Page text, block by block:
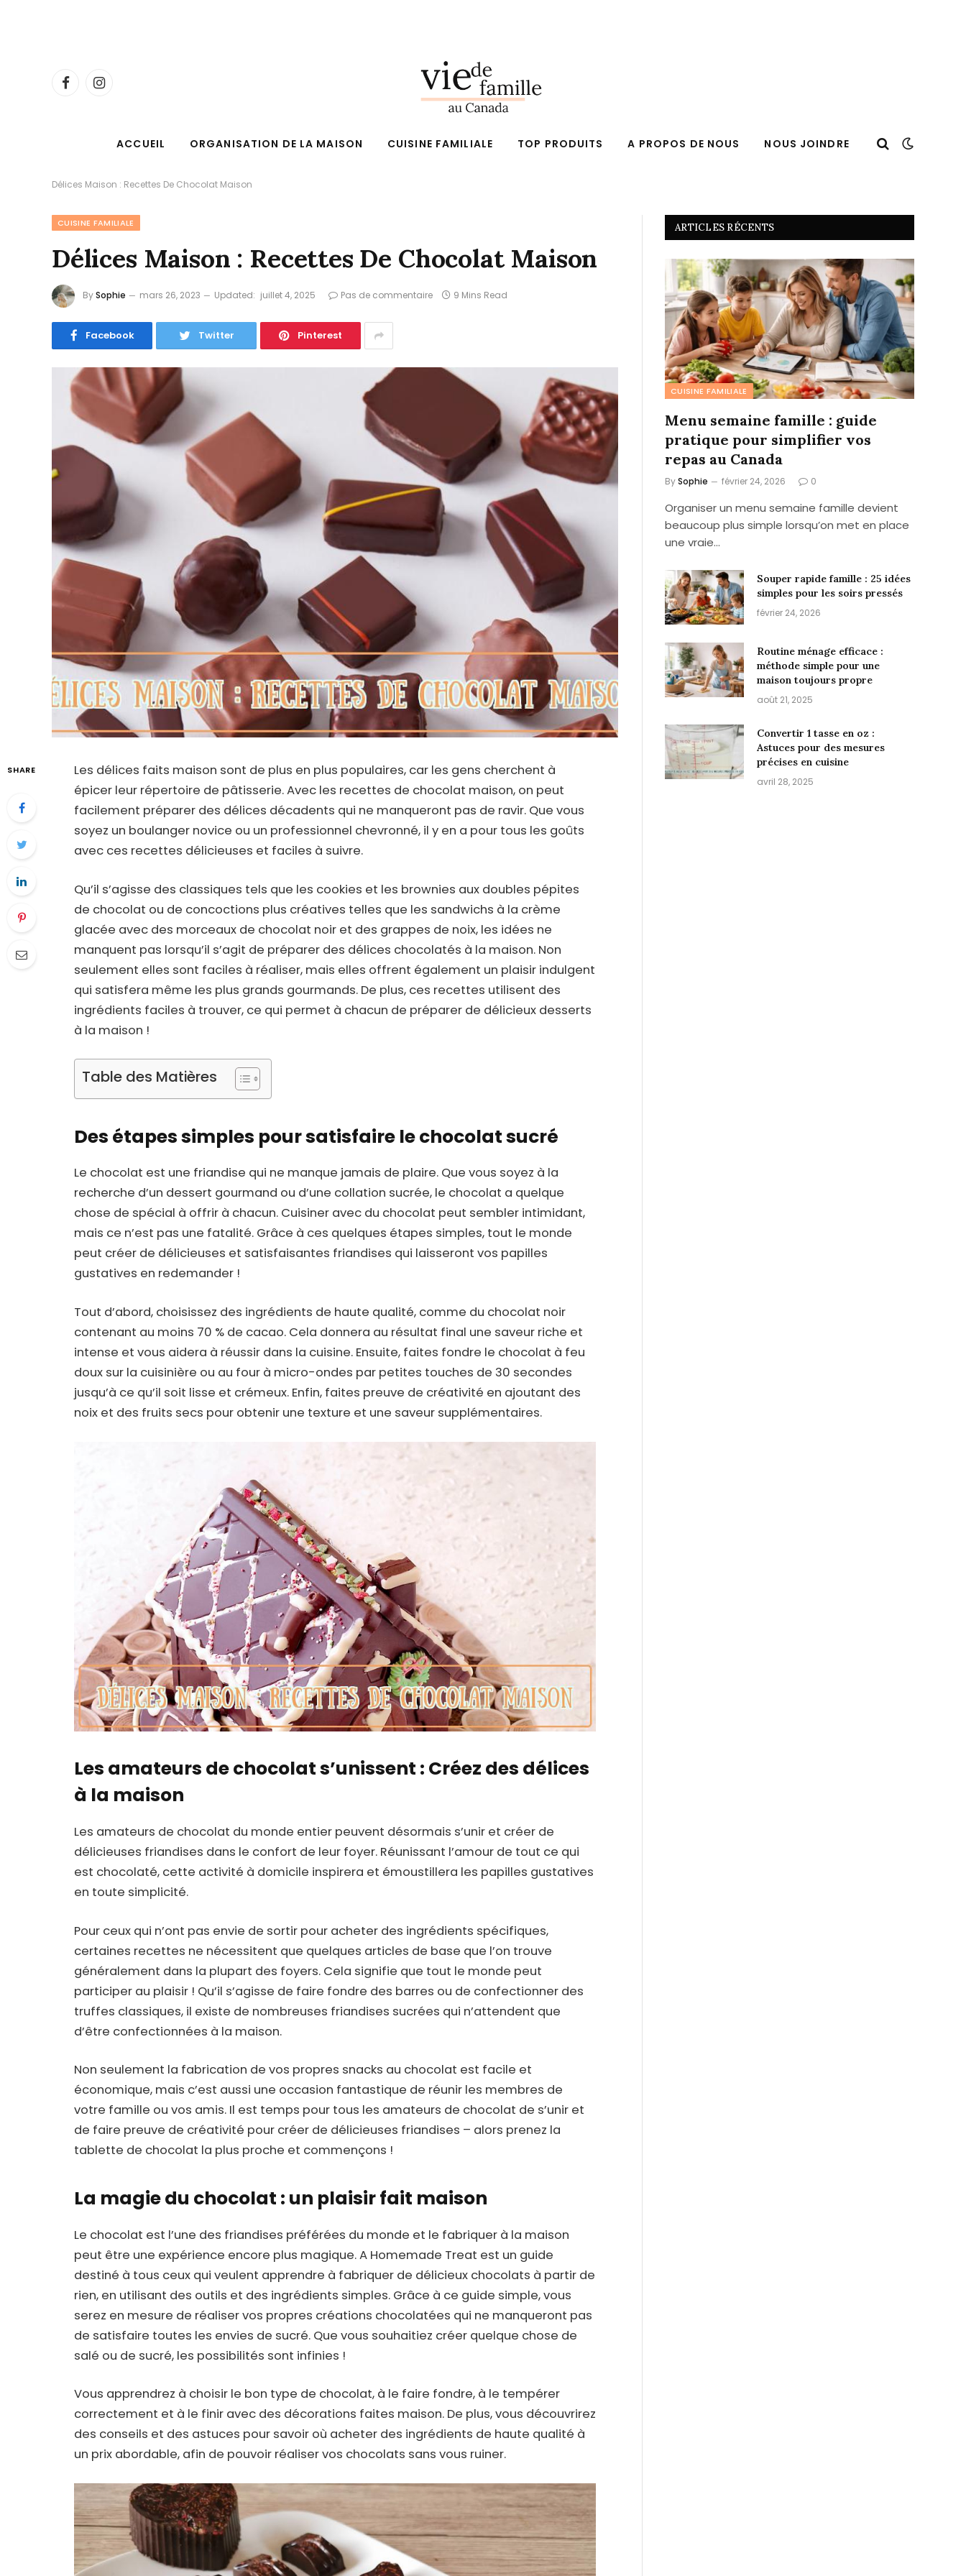
FacebookInstagram
ACCUEIL ORGANISATION DE LA MAISON CUISINE FAMILIALE TOP PRODUITS A PROPOS DE NOUS NOUS JOINDRE
Délices Maison : Recettes De Chocolat Maison
CUISINE FAMILIALE
Délices Maison : Recettes De Chocolat Maison
BySophie mars 26, 2023 Updated: juillet 4, 2025 Pas de commentaire 9 Mins Read
Facebook Twitter Pinterest
SHARE
Les délices faits maison sont de plus en plus populaires, car les gens cherchent à
épicer leur répertoire de pâtisserie. Avec les recettes de chocolat maison, on peut
facilement préparer des délices décadents qui ne manqueront pas de ravir. Que vous
soyez un boulanger novice ou un professionnel chevronné, il y en a pour tous les goûts
avec ces recettes délicieuses et faciles à suivre.
Qu’il s’agisse des classiques tels que les cookies et les brownies aux doubles pépites
de chocolat ou de concoctions plus créatives telles que les sandwichs à la crème
glacée avec des morceaux de chocolat noir et des grappes de noix, les idées ne
manquent pas lorsqu’il s’agit de préparer des délices chocolatés à la maison. Non
seulement elles sont faciles à réaliser, mais elles offrent également un plaisir indulgent
qui satisfera même les plus grands gourmands. De plus, ces recettes utilisent des
ingrédients faciles à trouver, ce qui permet à chacun de préparer de délicieux desserts
à la maison !
Table des Matières
Des étapes simples pour satisfaire le chocolat sucré
Le chocolat est une friandise qui ne manque jamais de plaire. Que vous soyez à la
recherche d’un dessert gourmand ou d’une collation sucrée, le chocolat a quelque
chose de spécial à offrir à chacun. Cuisiner avec du chocolat peut sembler intimidant,
mais ce n’est pas une fatalité. Grâce à ces quelques étapes simples, tout le monde
peut créer de délicieuses et satisfaisantes friandises qui laisseront vos papilles
gustatives en redemander !
Tout d’abord, choisissez des ingrédients de haute qualité, comme du chocolat noir
contenant au moins 70 % de cacao. Cela donnera au résultat final une saveur riche et
intense et vous aidera à réussir dans la cuisine. Ensuite, faites fondre le chocolat à feu
doux sur la cuisinière ou au four à micro-ondes par petites touches de 30 secondes
jusqu’à ce qu’il soit lisse et crémeux. Enfin, faites preuve de créativité en ajoutant des
noix et des fruits secs pour obtenir une texture et une saveur supplémentaires.
Les amateurs de chocolat s’unissent : Créez des délices
à la maison
Les amateurs de chocolat du monde entier peuvent désormais s’unir et créer de
délicieuses friandises dans le confort de leur foyer. Réunissant l’amour de tout ce qui
est chocolaté, cette activité à domicile inspirera et émoustillera les papilles gustatives
en toute simplicité.
Pour ceux qui n’ont pas envie de sortir pour acheter des ingrédients spécifiques,
certaines recettes ne nécessitent que quelques articles de base que l’on trouve
généralement dans la plupart des foyers. Cela signifie que tout le monde peut
participer au plaisir ! Qu’il s’agisse de faire fondre des barres ou de confectionner des
truffes classiques, il existe de nombreuses friandises sucrées qui n’attendent que
d’être confectionnées à la maison.
Non seulement la fabrication de vos propres snacks au chocolat est facile et
économique, mais c’est aussi une occasion fantastique de réunir les membres de
votre famille ou vos amis. Il est temps pour tous les amateurs de chocolat de s’unir et
de faire preuve de créativité pour créer de délicieuses friandises – alors prenez la
tablette de chocolat la plus proche et commençons !
La magie du chocolat : un plaisir fait maison
Le chocolat est l’une des friandises préférées du monde et le fabriquer à la maison
peut être une expérience encore plus magique. A Homemade Treat est un guide
destiné à tous ceux qui veulent apprendre à fabriquer de délicieux chocolats à partir de
rien, en utilisant des outils et des ingrédients simples. Grâce à ce guide simple, vous
serez en mesure de réaliser vos propres créations chocolatées qui ne manqueront pas
de satisfaire toutes les envies de sucré. Que vous souhaitiez créer quelque chose de
salé ou de sucré, les possibilités sont infinies !
Vous apprendrez à choisir le bon type de chocolat, à le faire fondre, à le tempérer
correctement et à le finir avec des décorations faites maison. De plus, vous découvrirez
des conseils et des astuces pour savoir où acheter des ingrédients de haute qualité à
un prix abordable, afin de pouvoir réaliser vos chocolats sans vous ruiner.
ARTICLES RÉCENTS
CUISINE FAMILIALE
Menu semaine famille : guide
pratique pour simplifier vos
repas au Canada
BySophie février 24, 2026 0
Organiser un menu semaine famille devient
beaucoup plus simple lorsqu’on met en place
une vraie…
Souper rapide famille : 25 idées
simples pour les soirs pressés
février 24, 2026
Routine ménage efficace :
méthode simple pour une
maison toujours propre
août 21, 2025
Convertir 1 tasse en oz :
Astuces pour des mesures
précises en cuisine
avril 28, 2025